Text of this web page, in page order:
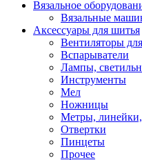
Вязальное
Вязальные
Аксессуары для шитья
Вентиляторы
Вспарыватели
Лампы,
Инструменты
Мел
Ножницы
Метры, линейки,
Отвертки
Пинцеты
Прочее